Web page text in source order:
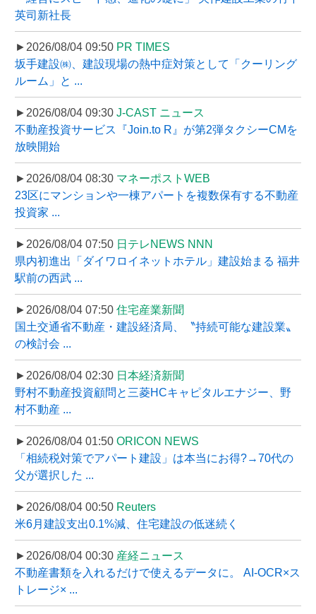
英司新社長
►2026/08/04 09:50 PR TIMES
坂手建設㈱、建設現場の熱中症対策として「クーリング
ルーム」と ...
►2026/08/04 09:30 J-CAST ニュース
不動産投資サービス『Join.to R』が第2弾タクシーCMを
放映開始
►2026/08/04 08:30 マネーポストWEB
23区にマンションや一棟アパートを複数保有する不動産
投資家 ...
►2026/08/04 07:50 日テレNEWS NNN
県内初進出「ダイワロイネットホテル」建設始まる 福井
駅前の西武 ...
►2026/08/04 07:50 住宅産業新聞
国土交通省不動産・建設経済局、〝持続可能な建設業〟
の検討会 ...
►2026/08/04 02:30 日本経済新聞
野村不動産投資顧問と三菱HCキャピタルエナジー、野
村不動産 ...
►2026/08/04 01:50 ORICON NEWS
「相続税対策でアパート建設」は本当にお得?→70代の
父が選択した ...
►2026/08/04 00:50 Reuters
米6月建設支出0.1%減、住宅建設の低迷続く
►2026/08/04 00:30 産経ニュース
不動産書類を入れるだけで使えるデータに。 AI-OCR×ス
トレージ× ...